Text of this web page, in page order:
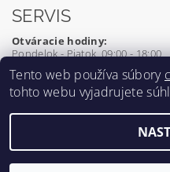
SERVIS
Otváracie hodiny:
Pondelok - Piatok 09:00 - 18:00
0905 539 927
2026 ©Kociky.sk,
Tento web používa súbory
tohto webu vyjadrujete